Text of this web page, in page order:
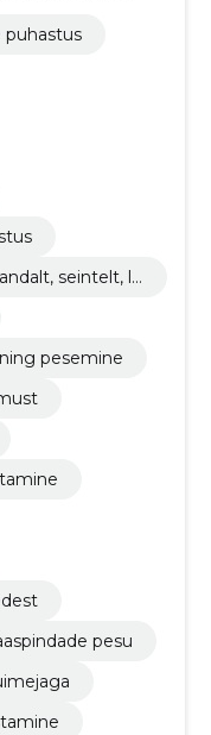
-tehnika
pindadelt, prügi
puhastamine
puhastus
seintelt, la
pesemine
pesu